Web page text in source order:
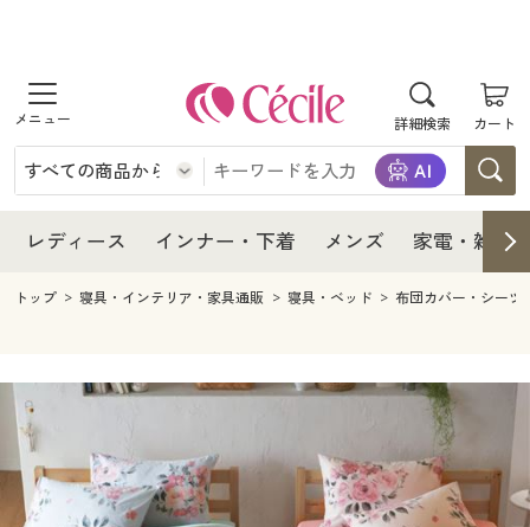
詳細検索 カート
商品を探す
レディース
レディースファッション
インナー・下着
インナー・下着通販すべて
メンズ下着
ジュニア・ティーンズ下着
メンズ
メンズファッション
メンズ下着
家電・雑貨すべて
家電
寝具・インテリア・家具
寝具・インテリア・家具通販すべて
美容・健康
レディース インナー・下着 メンズ 家電・雑貨
レディース
レディース通販すべて
レディースファッション
インナー・下着
インナー・下着通販すべて
ジュニア・ティーンズ下着
メンズ
メンズ下着
家電
キッチン・雑貨・日用品
寝具・インテリア・家具通販すべて
家具・収納
美容・健康
美容・健康通販すべて
制服・スクール
トップ 寝具・インテリア・家具通販 寝具・ベッド 布団カバー・シーツ